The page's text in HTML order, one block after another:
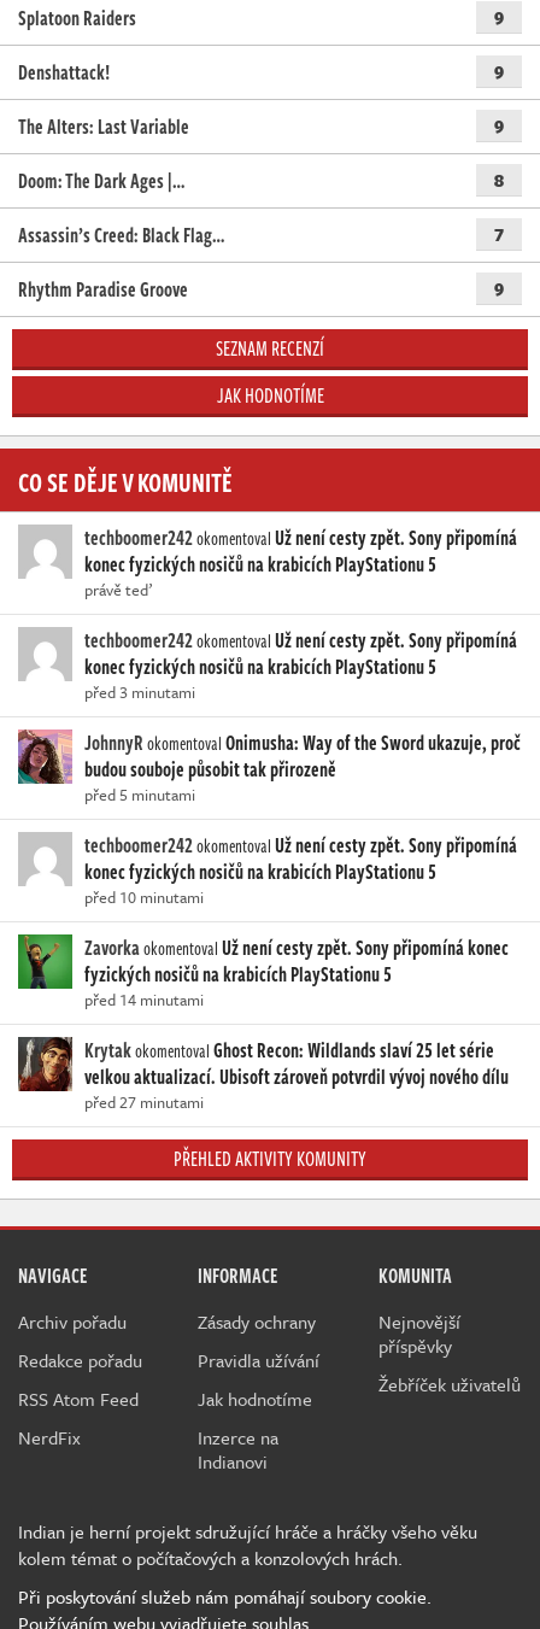
Splatoon Raiders 9
Denshattack! 9
The Alters: Last Variable 9
Doom: The Dark Ages |… 8
Assassin’s Creed: Black Flag… 7
Rhythm Paradise Groove 9
SEZNAM RECENZÍ
JAK HODNOTÍME
CO SE DĚJE V KOMUNITĚ
techboomer242okomentovalUž není cesty zpět. Sony připomíná
konec fyzických nosičů na krabicích PlayStationu 5
právě teď
techboomer242okomentovalUž není cesty zpět. Sony připomíná
konec fyzických nosičů na krabicích PlayStationu 5
před 3 minutami
JohnnyRokomentovalOnimusha: Way of the Sword ukazuje, proč
budou souboje působit tak přirozeně
před 5 minutami
techboomer242okomentovalUž není cesty zpět. Sony připomíná
konec fyzických nosičů na krabicích PlayStationu 5
před 10 minutami
ZavorkaokomentovalUž není cesty zpět. Sony připomíná konec
fyzických nosičů na krabicích PlayStationu 5
před 14 minutami
KrytakokomentovalGhost Recon: Wildlands slaví 25 let série
velkou aktualizací. Ubisoft zároveň potvrdil vývoj nového dílu
před 27 minutami
PŘEHLED AKTIVITY KOMUNITY
NAVIGACE
Archiv pořadu
Redakce pořadu
RSS Atom Feed
NerdFix
INFORMACE
Zásady ochrany
Pravidla užívání
Jak hodnotíme
Inzerce na
Indianovi
KOMUNITA
Nejnovější
příspěvky
Žebříček uživatelů
Indian je herní projekt sdružující hráče a hráčky všeho věku
kolem témat o počítačových a konzolových hrách.
Při poskytování služeb nám pomáhají soubory cookie.
Používáním webu vyjadřujete souhlas.